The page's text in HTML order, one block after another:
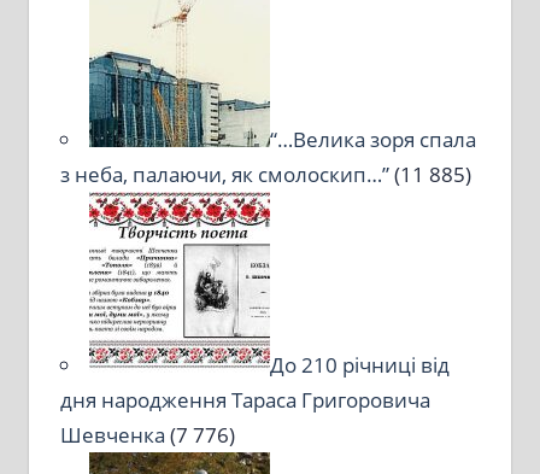
“…Велика зоря спала
з неба, палаючи, як смолоскип…”(11 885)
До 210 річниці від
дня народження Тараса Григоровича
Шевченка (7 776)